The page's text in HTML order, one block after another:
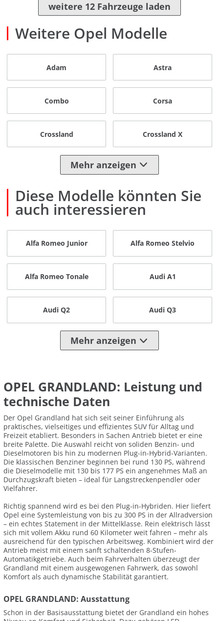
weitere 12 Fahrzeuge laden
Weitere Opel Modelle
Adam Astra
Combo Corsa
Crossland Crossland X
Mehr anzeigen
Diese Modelle könnten Sie
auch interessieren
Alfa Romeo Junior Alfa Romeo Stelvio
Alfa Romeo Tonale Audi A1
Audi Q2 Audi Q3
Mehr anzeigen
OPEL GRANDLAND: Leistung und
technische Daten
Der Opel Grandland hat sich seit seiner Einführung als
praktisches, vielseitiges und effizientes SUV für Alltag und
Freizeit etabliert. Besonders in Sachen Antrieb bietet er eine
breite Palette. Die Auswahl reicht von soliden Benzin- und
Dieselmotoren bis hin zu modernen Plug-in-Hybrid-Varianten.
Die klassischen Benziner beginnen bei rund 130 PS, während
die Dieselmodelle mit 130 bis 177 PS ein angenehmes Maß an
Durchzugskraft bieten – ideal für Langstreckenpendler oder
Vielfahrer.
Richtig spannend wird es bei den Plug-in-Hybriden. Hier liefert
Opel eine Systemleistung von bis zu 300 PS in der Allradversion
– ein echtes Statement in der Mittelklasse. Rein elektrisch lässt
sich mit vollem Akku rund 60 Kilometer weit fahren – mehr als
ausreichend für den typischen Arbeitsweg. Kombiniert wird der
Antrieb meist mit einem sanft schaltenden 8-Stufen-
Automatikgetriebe. Auch beim Fahrverhalten überzeugt der
Grandland mit einem ausgewogenen Fahrwerk, das sowohl
Komfort als auch dynamische Stabilität garantiert.
OPEL GRANDLAND: Ausstattung
Schon in der Basisausstattung bietet der Grandland ein hohes